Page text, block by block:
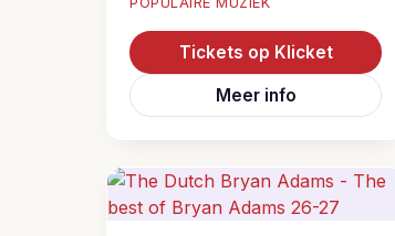
Tickets op Klicket
Meer info